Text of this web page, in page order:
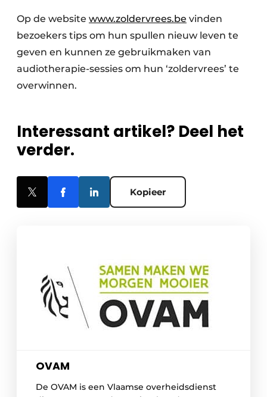
Op de website www.zoldervrees.be vinden
bezoekers tips om hun spullen nieuw leven te
geven en kunnen ze gebruikmaken van
audiotherapie-sessies om hun ‘zoldervrees’ te
overwinnen.
Interessant artikel? Deel het
verder.
Kopieer
OVAM
De OVAM is een Vlaamse overheidsdienst